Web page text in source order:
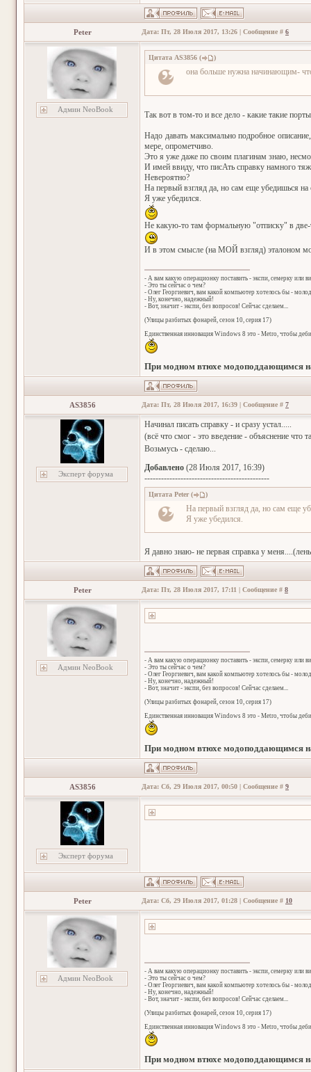
Peter Дата: Пт, 28 Июля 2017, 13:26 | Сообщение # 6
Админ NeoBook
Цитата AS3856 ( )
она больше нужна начинающим-
Так вот в том-то и все дело - какие такие
Надо давать максимально подробное
мере, опрометчиво.
Это я уже даже по своим плагинам знаю,
И имей ввиду, что писАть справку намного
Невероятно?
На первый взгляд да, но сам еще убедишься на
Я уже убедился.
Не какую-то там формальную "отписку" в две-
И в этом смысле (на МОЙ взгляд) эталоном
- А вам какую операционку поставить - экспи, семерку или
- Это ты сейчас о чем?
- Олег Георгиевич, вам какой компьютер хотелось бы -
- Ну, конечно, надежный!
- Вот, значит - экспи, без вопросов! Сейчас сделаем...
(Улицы разбитых фонарей, сезон 10, серия 17)
Единственная инновация Windows 8 это - Metro, чтобы
При модном втюхе модоподдающимся
AS3856 Дата: Пт, 28 Июля 2017, 16:39 | Сообщение # 7
Эксперт форума
Начинал писать справку - и сразу устал.....
(всё что смог - это введение - объяснение
Возьмусь - сделаю...
Добавлено (28 Июля 2017, 16:39)
---------------------------------------------
Цитата Peter( )
На первый взгляд да, но сам еще
Я уже убедился.
Я давно знаю- не первая справка у
Peter Дата: Пт, 28 Июля 2017, 17:11 | Сообщение # 8
Админ NeoBook
- А вам какую операционку поставить - экспи, семерку или
- Это ты сейчас о чем?
- Олег Георгиевич, вам какой компьютер хотелось бы -
- Ну, конечно, надежный!
- Вот, значит - экспи, без вопросов! Сейчас сделаем...
(Улицы разбитых фонарей, сезон 10, серия 17)
Единственная инновация Windows 8 это - Metro, чтобы
При модном втюхе модоподдающимся
AS3856 Дата: Сб, 29 Июля 2017, 00:50 | Сообщение # 9
Эксперт форума
Peter Дата: Сб, 29 Июля 2017, 01:28 | Сообщение # 10
Админ NeoBook
- А вам какую операционку поставить - экспи, семерку или
- Это ты сейчас о чем?
- Олег Георгиевич, вам какой компьютер хотелось бы -
- Ну, конечно, надежный!
- Вот, значит - экспи, без вопросов! Сейчас сделаем...
(Улицы разбитых фонарей, сезон 10, серия 17)
Единственная инновация Windows 8 это - Metro, чтобы
При модном втюхе модоподдающимся